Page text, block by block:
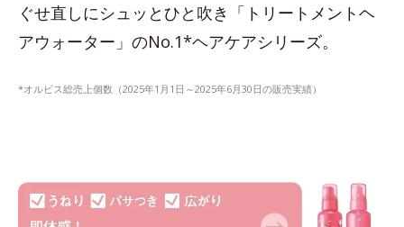
ぐせ直しにシュッとひと吹き「トリートメントヘ
アウォーター」のNo.1*ヘアケアシリーズ。
*オルビス総売上個数（2025年1月1日～2025年6月30日の販売実績）